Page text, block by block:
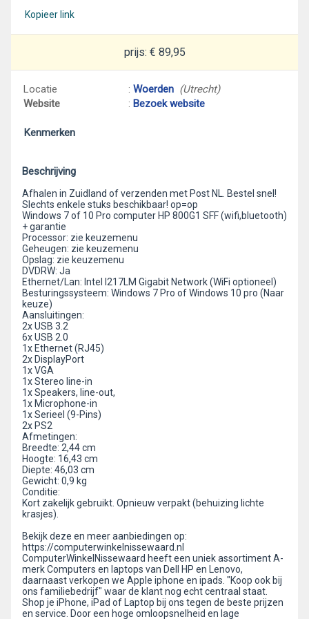
Kopieer link
prijs: € 89,95
Locatie : Woerden (Utrecht)
Website
: Bezoek website
Kenmerken
Beschrijving
Afhalen in Zuidland of verzenden met Post NL. Bestel snel!
Slechts enkele stuks beschikbaar! op=op
Windows 7 of 10 Pro computer HP 800G1 SFF (wifi,bluetooth)
+ garantie
Processor: zie keuzemenu
Geheugen: zie keuzemenu
Opslag: zie keuzemenu
DVDRW: Ja
Ethernet/Lan: Intel I217LM Gigabit Network (WiFi optioneel)
Besturingssysteem: Windows 7 Pro of Windows 10 pro (Naar
keuze)
Aansluitingen:
2x USB 3.2
6x USB 2.0
1x Ethernet (RJ45)
2x DisplayPort
1x VGA
1x Stereo line-in
1x Speakers, line-out,
1x Microphone-in
1x Serieel (9-Pins)
2x PS2
Afmetingen:
Breedte: 2,44 cm
Hoogte: 16,43 cm
Diepte: 46,03 cm
Gewicht: 0,9 kg
Conditie:
Kort zakelijk gebruikt. Opnieuw verpakt (behuizing lichte
krasjes).
Bekijk deze en meer aanbiedingen op:
https://computerwinkelnissewaard.nl
ComputerWinkelNissewaard heeft een uniek assortiment A-
merk Computers en laptops van Dell HP en Lenovo,
daarnaast verkopen we Apple iphone en ipads. "Koop ook bij
ons familiebedrijf" waar de klant nog echt centraal staat.
Shop je iPhone, iPad of Laptop bij ons tegen de beste prijzen
en service. Door een hoge omloopsnelheid en lage